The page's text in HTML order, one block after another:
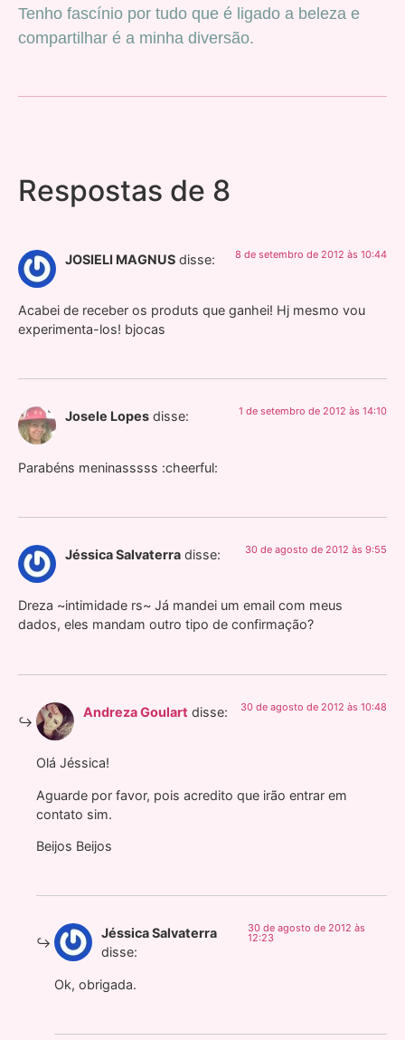
Tenho fascínio por tudo que é ligado a beleza e
compartilhar é a minha diversão.
Respostas de 8
JOSIELI MAGNUS disse: 8 de setembro de 2012 às 10:44
Acabei de receber os produts que ganhei! Hj mesmo vou
experimenta-los! bjocas
Josele Lopes disse: 1 de setembro de 2012 às 14:10
Parabéns meninasssss :cheerful:
Jéssica Salvaterra disse: 30 de agosto de 2012 às 9:55
Dreza ~intimidade rs~ Já mandei um email com meus
dados, eles mandam outro tipo de confirmação?
Andreza Goulart disse: 30 de agosto de 2012 às 10:48
Olá Jéssica!
Aguarde por favor, pois acredito que irão entrar em
contato sim.
Beijos Beijos
Jéssica Salvaterra
disse:
30 de agosto de 2012 às
12:23
Ok, obrigada.